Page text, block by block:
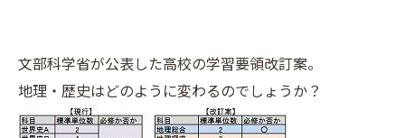
文部科学省が公表した高校の学習要領改訂案。
地理・歴史はどのように変わるのでしょうか？